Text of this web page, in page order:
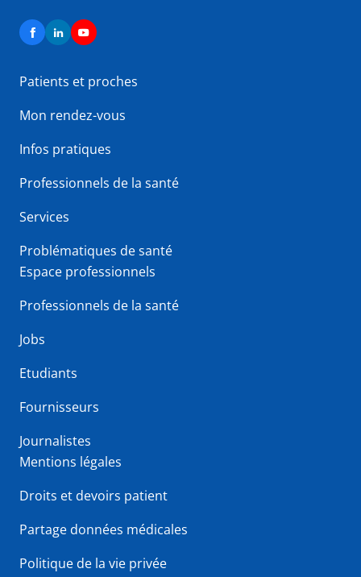
Patients et proches
Mon rendez-vous
Infos pratiques
Professionnels de la santé
Services
Problématiques de santé
Espace professionnels
Professionnels de la santé
Jobs
Etudiants
Fournisseurs
Journalistes
Mentions légales
Droits et devoirs patient
Partage données médicales
Politique de la vie privée